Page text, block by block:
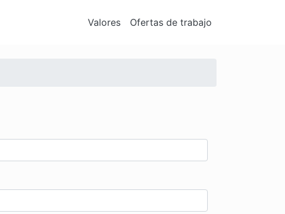
Valores Ofertas de trabajo